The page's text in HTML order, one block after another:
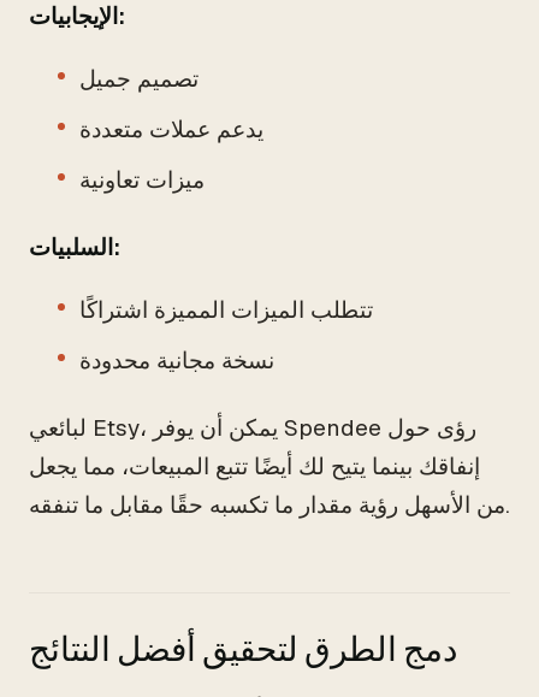
الإيجابيات:
تصميم جميل
يدعم عملات متعددة
ميزات تعاونية
السلبيات:
تتطلب الميزات المميزة اشتراكًا
نسخة مجانية محدودة
لبائعي Etsy، يمكن أن يوفر Spendee رؤى حول
إنفاقك بينما يتيح لك أيضًا تتبع المبيعات، مما يجعل
من الأسهل رؤية مقدار ما تكسبه حقًا مقابل ما تنفقه.
دمج الطرق لتحقيق أفضل النتائج